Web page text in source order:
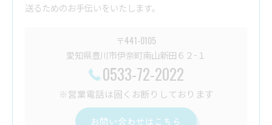
送るためのお手伝いをいたします。
〒441-0105
愛知県豊川市伊奈町南山新田６２−１
0533-72-2022
※営業電話は固くお断りしております
お問い合わせはこちら